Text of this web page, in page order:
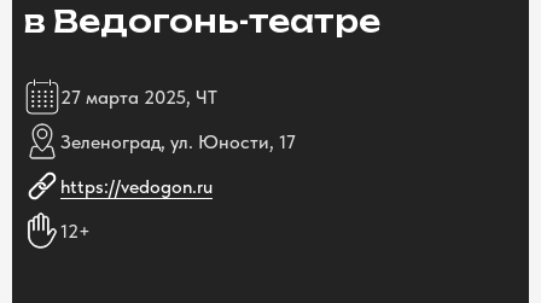
в Ведогонь-театре
27 марта 2025, ЧТ
Зеленоград, ул. Юности, 17
https://vedogon.ru
12+